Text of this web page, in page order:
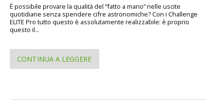
È possibile provare la qualità del “fatto a mano” nelle uscite
quotidiane senza spendere cifre astronomiche? Con i Challenge
ELITE Pro tutto questo è assolutamente realizzabile: è proprio
questo il...
CONTINUA A LEGGERE